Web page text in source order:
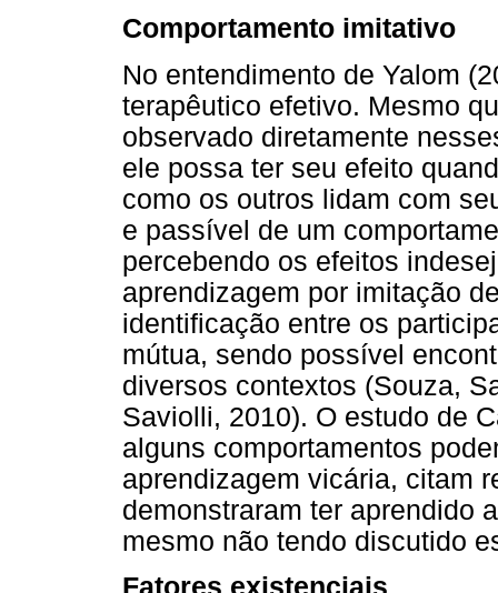
Comportamento imitativo
No entendimento de Yalom
terapêutico efetivo. Mesmo
observado diretamente
ele possa ter seu efeito
como os outros lidam com
e passível de um
percebendo os efeitos
aprendizagem por imitação
identificação entre os
mútua, sendo possível
diversos contextos (Souza,
Saviolli, 2010). O estudo de
alguns comportamentos
aprendizagem vicária, citam
demonstraram ter aprendido
mesmo não tendo discutido
Fatores existenciais